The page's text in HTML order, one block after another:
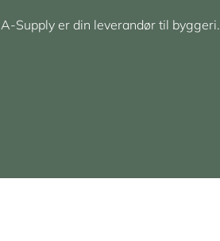
A-Supply er din leverandør til byggeri.